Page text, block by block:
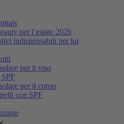
per l’estate 2026
indispensabili per lui
per il viso
per il corpo
con SPF